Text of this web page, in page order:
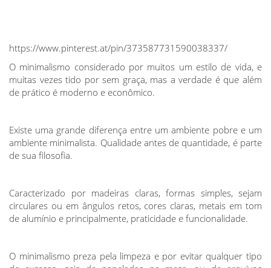
https://www.pinterest.at/pin/373587731590038337/
O minimalismo considerado por muitos um estilo de vida, e
muitas vezes tido por sem graça, mas a verdade é que além
de prático é moderno e econômico.
Existe uma grande diferença entre um ambiente pobre e um
ambiente minimalista. Qualidade antes de quantidade, é parte
de sua filosofia.
Caracterizado por madeiras claras, formas simples, sejam
circulares ou em ângulos retos, cores claras, metais em tom
de alumínio e principalmente, praticidade e funcionalidade.
O minimalismo preza pela limpeza e por evitar qualquer tipo